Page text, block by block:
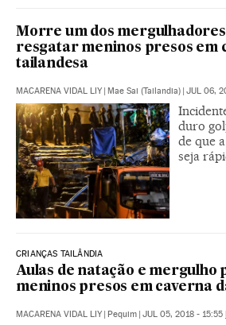
Morre um dos
resgatar meninos presos em
tailandesa
MACARENA VIDAL LIY | Mae Sai (Tailandia) | JUL 06,
duro
de que
seja
CRIANÇAS TAILÂNDIA
Aulas de natação e mergulho
meninos presos em caverna
MACARENA VIDAL LIY | Pequim | JUL 05, 2018 - 15:55